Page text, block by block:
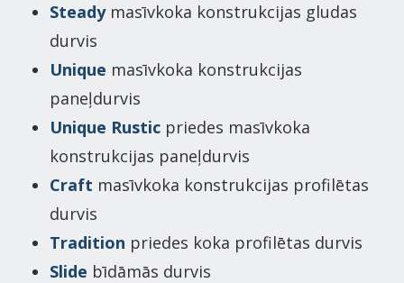
Steady masīvkoka konstrukcijas gludas
durvis
Unique masīvkoka konstrukcijas
paneļdurvis
Unique Rustic priedes masīvkoka
konstrukcijas paneļdurvis
Craft masīvkoka konstrukcijas profilētas
durvis
Tradition priedes koka profilētas durvis
Slide bīdāmās durvis